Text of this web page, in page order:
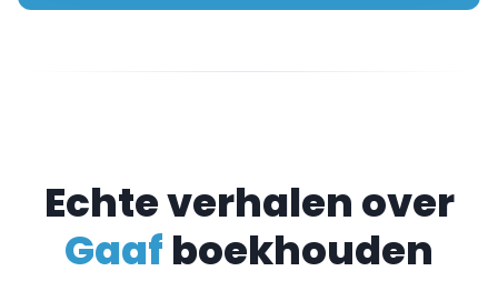
Echte verhalen over
Gaafboekhouden